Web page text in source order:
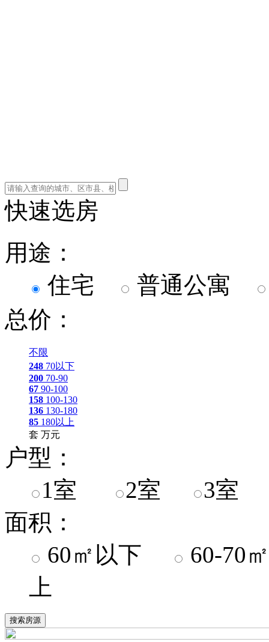
快速选房
用途：
住宅
普通公寓
总价：
不限
248 70以下
200 70-90
67 90-100
158 100-130
136 130-180
85 180以上
套 万元
户型：
1室
2室
3室
面积：
60㎡以下
60-
上